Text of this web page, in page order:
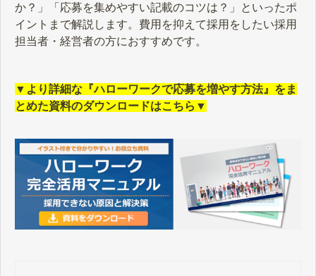
か？」「応募を集めやすい記載のコツは？」といったポ
イントまで解説します。費用を抑えて採用をしたい採用
担当者・経営者の方におすすめです。
▼より詳細な『ハローワークで応募を増やす方法』をま
とめた資料のダウンロードはこちら▼